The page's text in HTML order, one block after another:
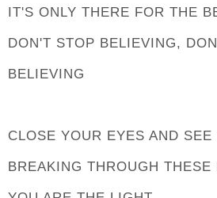
IT'S ONLY THERE FOR THE
DON'T STOP BELIEVING,
BELIEVING
CLOSE YOUR EYES AND
BREAKING THROUGH THESE